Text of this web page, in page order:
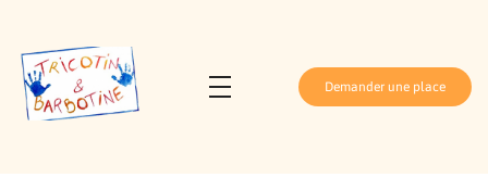
Demander une place